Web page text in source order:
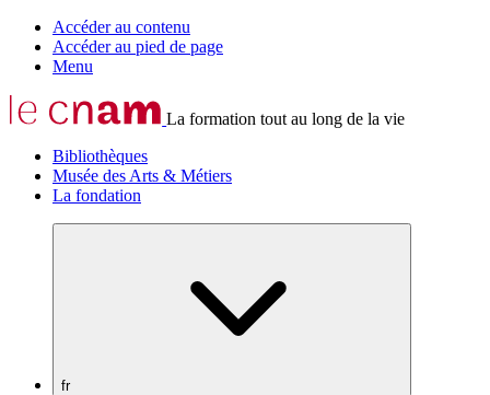
Accéder au contenu
Accéder au pied de page
Menu
La formation tout au long de la vie
Bibliothèques
Musée des Arts & Métiers
La fondation
fr